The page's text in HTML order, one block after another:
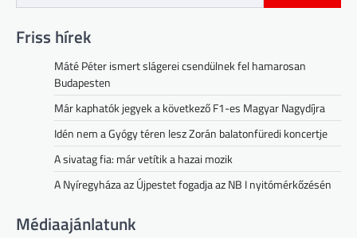
Friss hírek
Máté Péter ismert slágerei csendülnek fel hamarosan
Budapesten
Már kaphatók jegyek a következő F1-es Magyar Nagydíjra
Idén nem a Gyógy téren lesz Zorán balatonfüredi koncertje
A sivatag fia: már vetítik a hazai mozik
A Nyíregyháza az Újpestet fogadja az NB I nyitómérkőzésén
Médiaajánlatunk